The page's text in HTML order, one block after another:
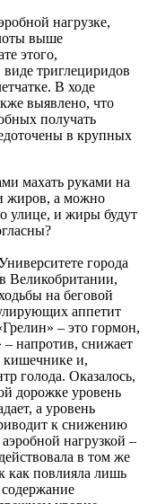
нагрузке,
выше
этого,
виде триглециридов
В ходе
выявлено, что
получать
в крупных
махать руками на
жиров, а можно
улице, и жиры будут
города
Великобритании,
на беговой
аппетит
– это гормон,
напротив, снижает
кишечнике и,
голода. Оказалось,
дорожке уровень
а уровень
к снижению
нагрузкой –
в том же
как повлияла лишь